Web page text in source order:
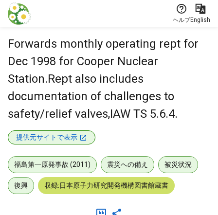
本文に飛ぶ
ヘルプEnglish
Forwards monthly operating rept for
Dec 1998 for Cooper Nuclear
Station.Rept also includes
documentation of challenges to
safety/relief valves,IAW TS 5.6.4.
提供元サイトで表示
福島第一原発事故 (2011) 震災への備え 被災状況
復興 収録:日本原子力研究開発機構図書館蔵書